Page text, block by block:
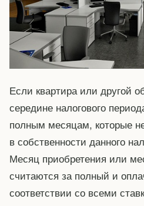
Если квартира или другой
середине налогового
полным месяцам, которые
в собственности данного
Месяц приобретения или
считаются за полный и
соответствии со всеми